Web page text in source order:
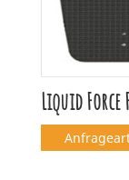
Liquid Force